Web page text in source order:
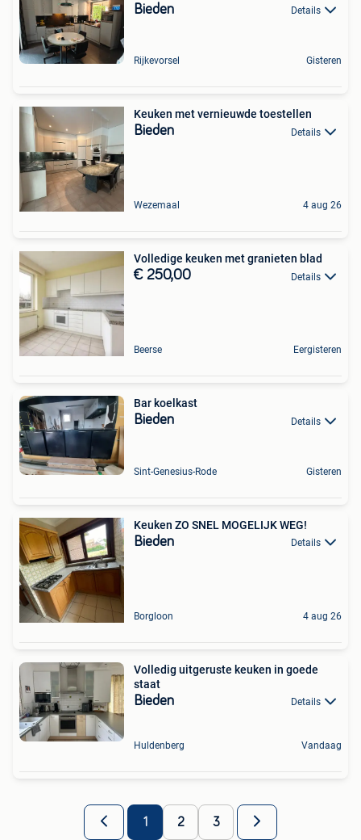
Bieden Details
Rijkevorsel Gisteren
Keuken met vernieuwde toestellen
Bieden Details
Wezemaal 4 aug 26
Volledige keuken met granieten blad
€ 250,00 Details
Beerse Eergisteren
Bar koelkast
Bieden Details
Sint-Genesius-Rode Gisteren
Keuken ZO SNEL MOGELIJK WEG!
Bieden Details
Borgloon 4 aug 26
Volledig uitgeruste keuken in goede
staat
Bieden Details
Huldenberg Vandaag
1 2 3